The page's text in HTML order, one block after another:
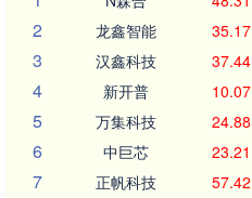
2 龙鑫智能 35.17
3 汉鑫科技 37.44
4 新开普 10.07
5 万集科技 24.88
6 中巨芯 23.21
7 正帆科技 57.42